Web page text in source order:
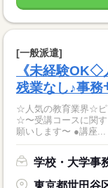
[一般派遣]
《未経験
残業なし♪事
☆人気の教育業界☆ピ
☆〜受講コースに関
願いします〜 ●講座...
学校・大学事